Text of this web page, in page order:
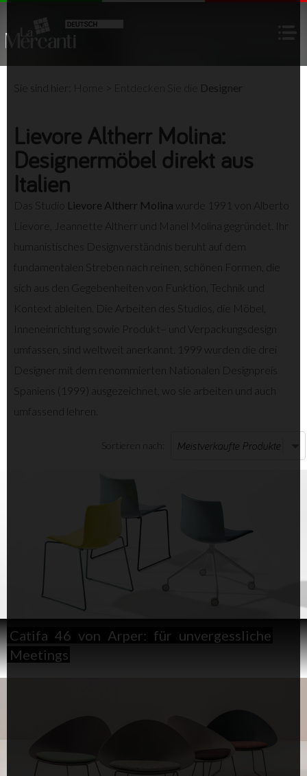
Sie sind hier: Designer
Lievore Altherr Molina:
Designermöbel direkt aus
Italien
Das Studio Lievore Altherr Molina
wurde 1991 von Alberto
Lievore, Jeannette Altherr und Manel Molina gegründet. Ihr
humanistisches Designverständnis beruht auf dem
fundamentalen Streben nach reinen, schönen Formen, die
sich aus den Gegebenheiten von Funktion, Technik und
Kontext ableiten. Die Arbeiten des Studios, die Möbel,
Inneneinrichtung sowie Produkt– und Verpackungsdesign
umfassen, sind weltweit anerkannt. 1999 wurden die drei
Designer mit dem renommierten Nationalen Designpreis
Spaniens (1999) ausgezeichnet, wo sie arbeiten und auch
umfassend lehren.
Sortieren nach:
Catifa 46 von Arper: für unvergessliche
Meetings